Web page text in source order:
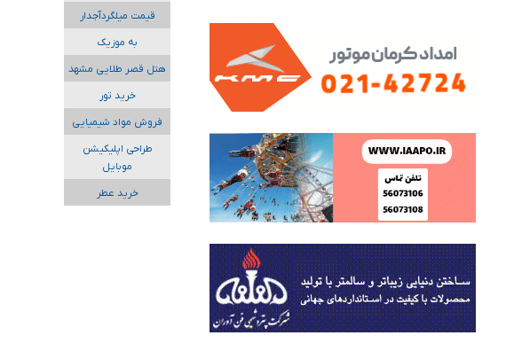
قیمت میلگردآجدار
به موزیک
هتل قصر طلایی مشهد
خرید تور
فروش مواد شیمیایی
طراحی اپلیکیشن
موبایل
خرید عطر